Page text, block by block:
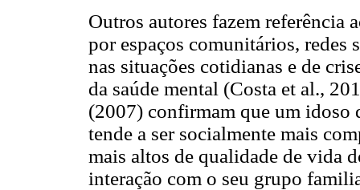
Outros autores fazem referência
por espaços comunitários,
nas situações cotidianas e de
da saúde mental (Costa et al.,
(2007) confirmam que um idoso
tende a ser socialmente mais
mais altos de qualidade de vida
interação com o seu grupo